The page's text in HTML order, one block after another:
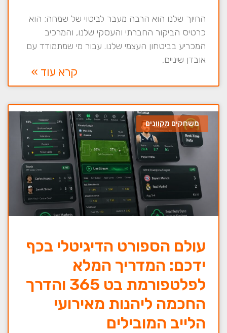
החיוך שלנו הוא הרבה מעבר לביטוי של שמחה; הוא
כרטיס הביקור החברתי והעסקי שלנו, והמרכיב
המכריע בביטחון העצמי שלנו. עבור מי שמתמודד עם
אובדן שיניים,
קרא עוד »
משחקים מקוונים
עולם הספורט הדיגיטלי בכף
ידכם: המדריך המלא
לפלטפורמת בט 365 והדרך
החכמה ליהנות מאירועי
הלייב המובילים